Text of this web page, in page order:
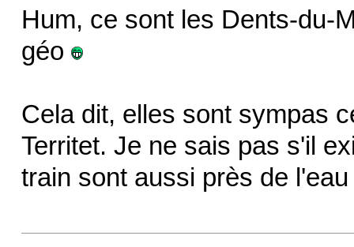
Hum, ce sont les Dents-du-
géo
Cela dit, elles sont sympas
Territet. Je ne sais pas s'il
train sont aussi près de